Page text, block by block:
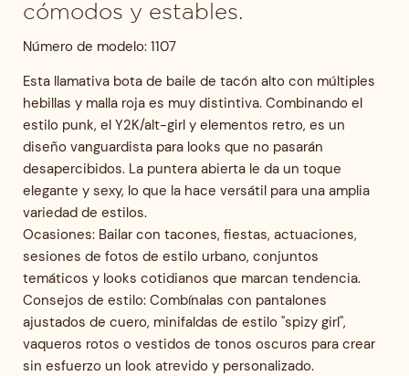
cómodos y estables.
Número de modelo: 1107
Esta llamativa bota de baile de tacón alto con múltiples
hebillas y malla roja es muy distintiva. Combinando el
estilo punk, el Y2K/alt-girl y elementos retro, es un
diseño vanguardista para looks que no pasarán
desapercibidos. La puntera abierta le da un toque
elegante y sexy, lo que la hace versátil para una amplia
variedad de estilos.
Ocasiones: Bailar con tacones, fiestas, actuaciones,
sesiones de fotos de estilo urbano, conjuntos
temáticos y looks cotidianos que marcan tendencia.
Consejos de estilo: Combínalas con pantalones
ajustados de cuero, minifaldas de estilo "spizy girl",
vaqueros rotos o vestidos de tonos oscuros para crear
sin esfuerzo un look atrevido y personalizado.